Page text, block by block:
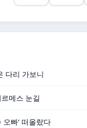
다리 가보니
메스 눈길
오빠’ 떠올랐다